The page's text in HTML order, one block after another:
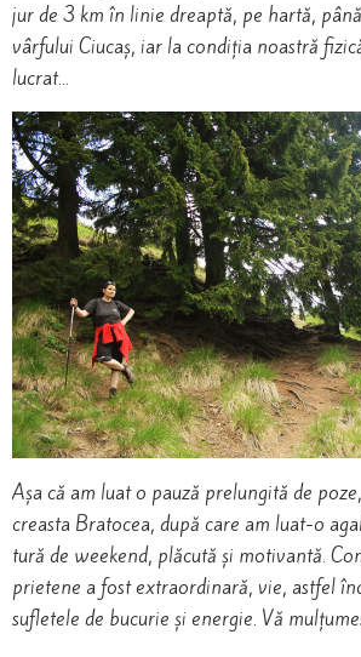
jur de 3 km în linie dreaptă, pe hartă,
vârfului Ciucaș, iar la condiția noastră
lucrat…
Așa că am luat o pauză prelungită de
creasta Bratocea, după care am luat-o
tură de weekend, plăcută și motivantă.
prietene a fost extraordinară, vie, astfel
sufletele de bucurie și energie. Vă